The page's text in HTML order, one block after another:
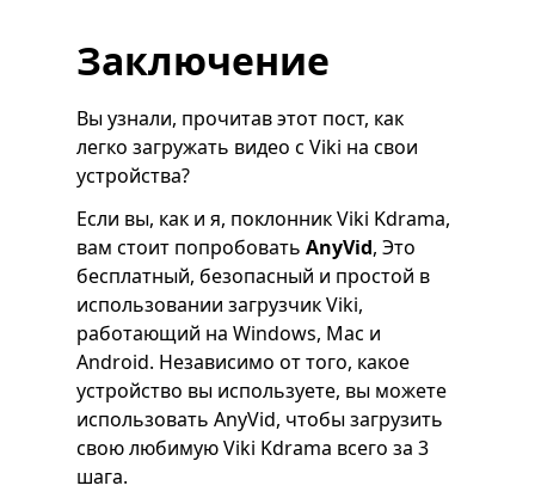
Заключение
Вы узнали, прочитав этот пост, как
легко загружать видео с Viki на свои
устройства?
Если вы, как и я, поклонник Viki Kdrama,
вам стоит попробовать AnyVid, Это
бесплатный, безопасный и простой в
использовании загрузчик Viki,
работающий на Windows, Mac и
Android. Независимо от того, какое
устройство вы используете, вы можете
использовать AnyVid, чтобы загрузить
свою любимую Viki Kdrama всего за 3
шага.